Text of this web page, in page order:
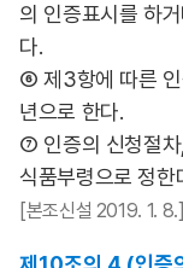
의 인증표시를 하
다.
⑥ 제3항에 따른
년으로 한다.
⑦ 인증의 신청절
식품부령으로 정한
[본조신설 2019. 1. 8.]